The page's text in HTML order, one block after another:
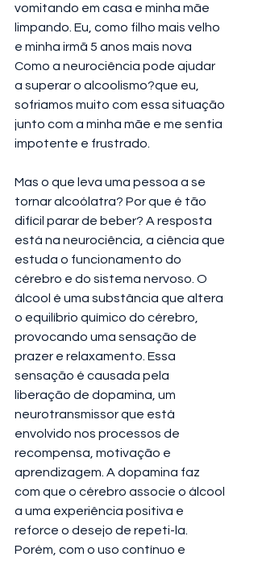
vomitando em casa e minha mãe
limpando. Eu, como filho mais velho
e minha irmã 5 anos mais nova
Como a neurociência pode ajudar
a superar o alcoolismo?que eu,
sofriamos muito com essa situação
junto com a minha mãe e me sentia
impotente e frustrado.
Mas o que leva uma pessoa a se
tornar alcoólatra? Por que é tão
difícil parar de beber? A resposta
está na neurociência, a ciência que
estuda o funcionamento do
cérebro e do sistema nervoso. O
álcool é uma substância que altera
o equilíbrio químico do cérebro,
provocando uma sensação de
prazer e relaxamento. Essa
sensação é causada pela
liberação de dopamina, um
neurotransmissor que está
envolvido nos processos de
recompensa, motivação e
aprendizagem. A dopamina faz
com que o cérebro associe o álcool
a uma experiência positiva e
reforce o desejo de repeti-la.
Porém, com o uso contínuo e